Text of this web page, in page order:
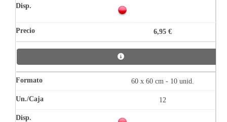
6,95 €
60 x 60 cm - 10 unid.
12